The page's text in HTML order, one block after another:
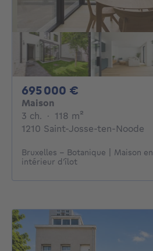
695 000 €
Maison
3 ch. 3 chambres
· 118 m²
1210 Saint-Josse-ten-Noode
Bruxelles - Botanique | Maison en
intérieur d’îlot